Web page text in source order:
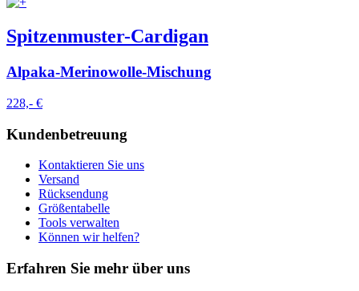
Spitzenmuster-Cardigan
Alpaka-Merinowolle-Mischung
228,- €
Kundenbetreuung
Kontaktieren Sie uns
Versand
Rücksendung
Größentabelle
Tools verwalten
Können wir helfen?
Erfahren Sie mehr über uns